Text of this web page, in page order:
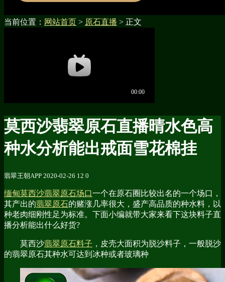
当前位置： 网站首页 > 原石直播 > 正文
莫西沙翡翠原石直播晴水色高
种水分析能出戒面雪花棉挂
翡翠王朝APP 2020-02-26 12 0
缅甸莫西沙翡翠原石场口一个在原石圈比较出名的一个场口，
其产出的翡翠原石的赌涨几率很大，盛产高品质的种水料，以
种老肉细刚性足为标准。下面小编就带大家来看下这块料子直
播分析能出什么好货?
莫西沙翡翠原石料子 ，皮壳大面积为脱沙料子，一般脱沙
的翡翠原石其种水可达到冰种或者玻璃种